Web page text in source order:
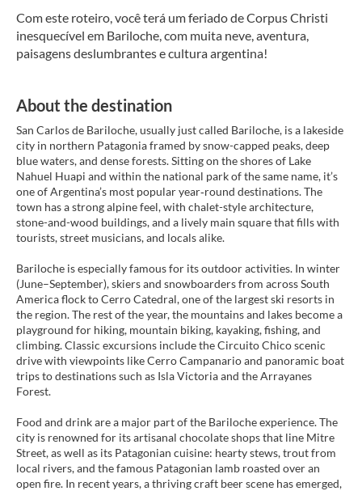
Com este roteiro, você terá um feriado de Corpus Christi
inesquecível em Bariloche, com muita neve, aventura,
paisagens deslumbrantes e cultura argentina!
About the destination
San Carlos de Bariloche, usually just called Bariloche, is a lakeside
city in northern Patagonia framed by snow-capped peaks, deep
blue waters, and dense forests. Sitting on the shores of Lake
Nahuel Huapi and within the national park of the same name, it’s
one of Argentina’s most popular year‑round destinations. The
town has a strong alpine feel, with chalet-style architecture,
stone-and-wood buildings, and a lively main square that fills with
tourists, street musicians, and locals alike.
Bariloche is especially famous for its outdoor activities. In winter
(June–September), skiers and snowboarders from across South
America flock to Cerro Catedral, one of the largest ski resorts in
the region. The rest of the year, the mountains and lakes become a
playground for hiking, mountain biking, kayaking, fishing, and
climbing. Classic excursions include the Circuito Chico scenic
drive with viewpoints like Cerro Campanario and panoramic boat
trips to destinations such as Isla Victoria and the Arrayanes
Forest.
Food and drink are a major part of the Bariloche experience. The
city is renowned for its artisanal chocolate shops that line Mitre
Street, as well as its Patagonian cuisine: hearty stews, trout from
local rivers, and the famous Patagonian lamb roasted over an
open fire. In recent years, a thriving craft beer scene has emerged,